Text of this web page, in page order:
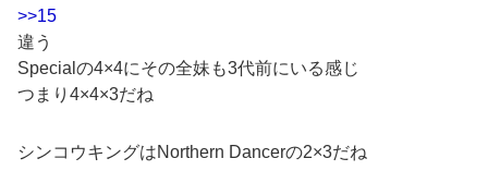
>>15
違う
Specialの4×4にその全妹も3代前にいる感じ
つまり4×4×3だね
シンコウキングはNorthern Dancerの2×3だね